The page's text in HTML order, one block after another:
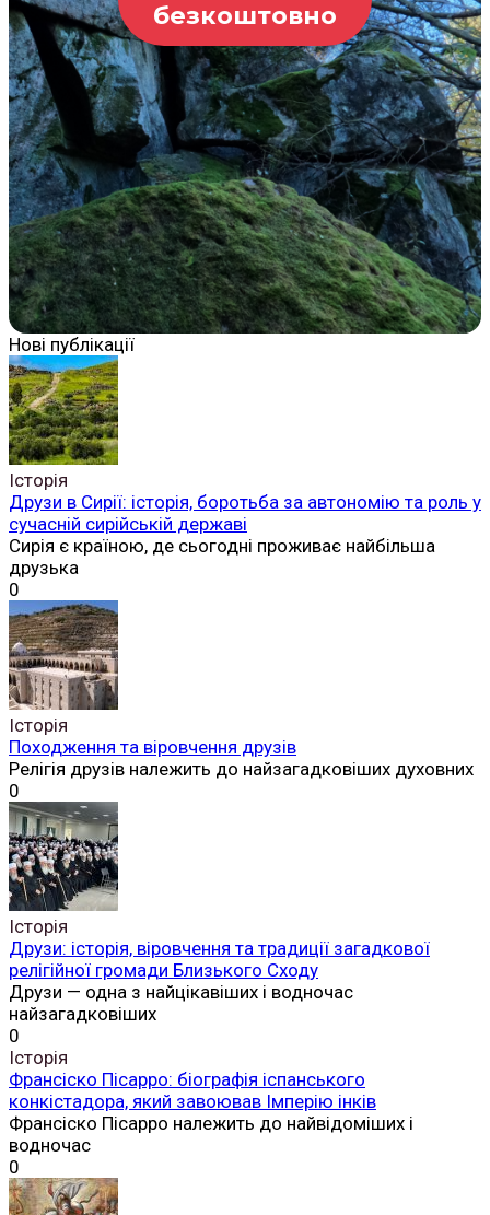
безкоштовно
Нові публікації
Історія
Друзи в Сирії: історія, боротьба за автономію та роль у
сучасній сирійській державі
Сирія є країною, де сьогодні проживає найбільша
друзька
0
Історія
Походження та віровчення друзів
Релігія друзів належить до найзагадковіших духовних
0
Історія
Друзи: історія, віровчення та традиції загадкової
релігійної громади Близького Сходу
Друзи — одна з найцікавіших і водночас
найзагадковіших
0
Історія
Франсіско Пісарро: біографія іспанського
конкістадора, який завоював Імперію інків
Франсіско Пісарро належить до найвідоміших і
водночас
0